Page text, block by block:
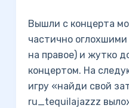
Вышли с концерта
частично
на правое) и жутко
концертом. На
игру «найди свой
ru_tequilajazzz